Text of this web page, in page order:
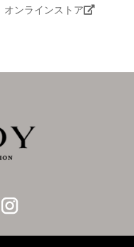
オンラインストア